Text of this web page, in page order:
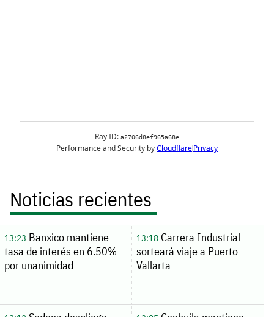
Noticias recientes
13:23 Banxico mantiene
tasa de interés en 6.50%
por unanimidad
13:18Carrera Industrial
sorteará viaje a Puerto
Vallarta